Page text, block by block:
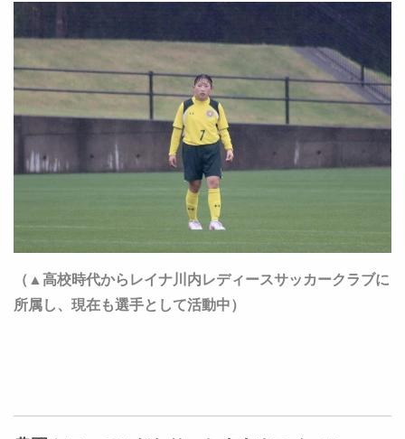
（▲高校時代からレイナ川内レディースサッカークラブに
所属し、現在も選手として活動中）